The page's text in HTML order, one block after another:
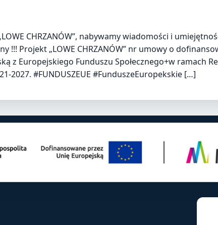
CHRZANÓW”, nabywamy wiadomości i
!!! Projekt „LOWE CHRZANÓW” nr umowy o
z Europejskiego Funduszu Społecznego+w ramach
2027. #FUNDUSZEUE #FunduszeEuropekskie […]